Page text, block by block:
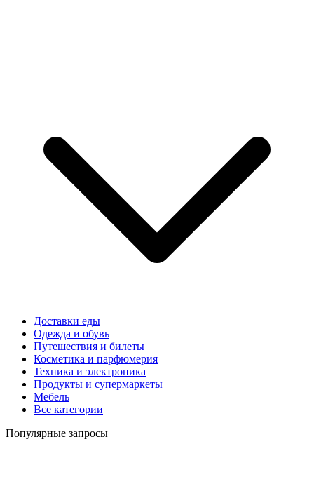
Доставки еды
Одежда и обувь
Путешествия и билеты
Косметика и парфюмерия
Техника и электроника
Продукты и супермаркеты
Мебель
Все категории
Популярные запросы